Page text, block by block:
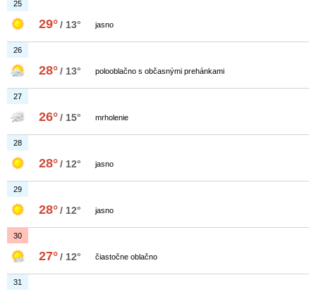
25
29°/ 13° jasno
26
28°/ 13° polooblačno s občasnými prehánkami
27
26°/ 15° mrholenie
28
28°/ 12° jasno
29
28°/ 12° jasno
30
27°/ 12° čiastočne oblačno
31